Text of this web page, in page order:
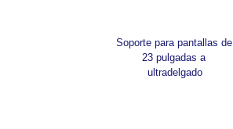
Soporte para pantallas de
23 pulgadas a
ultradelgado